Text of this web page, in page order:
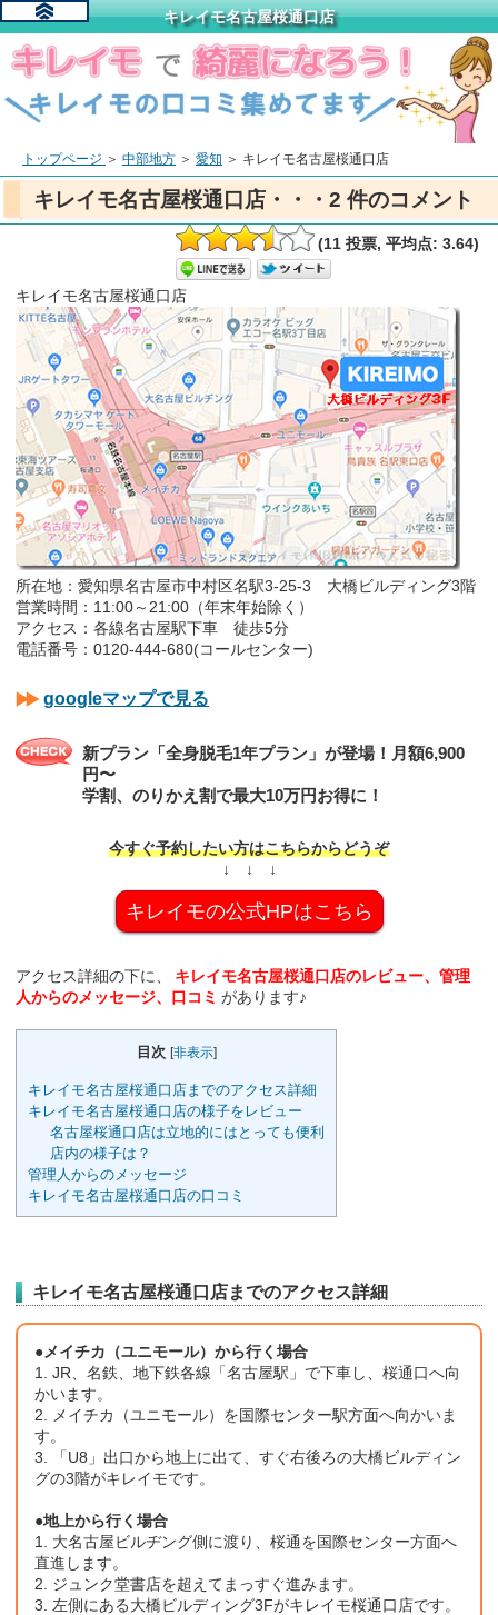
キレイモ名古屋桜通口店
トップページ ＞ 中部地方 ＞ 愛知 ＞ キレイモ名古屋桜通口店
キレイモ名古屋桜通口店・・・2 件のコメント
(11 投票, 平均点: 3.64)
キレイモ名古屋桜通口店
所在地：愛知県名古屋市中村区名駅3-25-3 大橋ビルディング3階
営業時間：11:00～21:00（年末年始除く）
アクセス：各線名古屋駅下車 徒歩5分
電話番号‎：‎0120-444-680(コールセンター)
googleマップで見る
新プラン「全身脱毛1年プラン」が登場！月額6,900
円〜
学割、のりかえ割で最大10万円お得に！
今すぐ予約したい方はこちらからどうぞ
↓ ↓ ↓
キレイモの公式HPはこちら
アクセス詳細の下に、
キレイモ名古屋桜通口店のレビュー、管理
人からのメッセージ、口コミ があります♪
目次 [非表示]
キレイモ名古屋桜通口店までのアクセス詳細
キレイモ名古屋桜通口店の様子をレビュー
名古屋桜通口店は立地的にはとっても便利
店内の様子は？
管理人からのメッセージ
キレイモ名古屋桜通口店の口コミ
キレイモ名古屋桜通口店までのアクセス詳細
●メイチカ（ユニモール）から行く場合
1. JR、名鉄、地下鉄各線「名古屋駅」で下車し、桜通口へ向
かいます。
2. メイチカ（ユニモール）を国際センター駅方面へ向かいま
す。
3. 「U8」出口から地上に出て、すぐ右後ろの大橋ビルディン
グの3階がキレイモです。
●地上から行く場合
1. 大名古屋ビルヂング側に渡り、桜通を国際センター方面へ
直進します。
2. ジュンク堂書店を超えてまっすぐ進みます。
3. 左側にある大橋ビルディング3Fがキレイモ桜通口店です。